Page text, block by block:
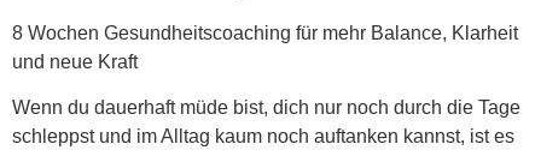
8 Wochen Gesundheitscoaching für mehr Balance, Klarheit
und neue Kraft
Wenn du dauerhaft müde bist, dich nur noch durch die Tage
schleppst und im Alltag kaum noch auftanken kannst, ist es